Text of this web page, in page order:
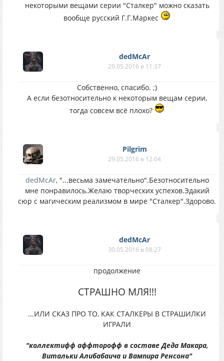
некоторыми вещами серии "Сталкер" можно сказать
вообще русский Г.Г.Маркес
dedMcAr
29.05.2016 в 11:37
Собственно, спасибо. ;)
А если безотносительно к некоторым вещам серии,
тогда совсем всё плохо?
Pilgrim
29.05.2016 в 12:04
dedMcAr, "...весьма замечательно".Безотносительно
мне понравилось.Желаю творческих успехов.Эдакий
сюр с магическим реализмом в мире "Сталкер".Здорово.
dedMcAr
30.05.2016 в 08:27
продолжение
СТРАШНО МЛЯ!!!
...ИЛИ СКАЗ ПРО ТО, КАК СТАЛКЕРЫ В СТРАШИЛКИ
ИГРАЛИ
"коллектифф аффторофф в составе Деда Макара,
Витальки Алибабаича и Вампира Ренсона"